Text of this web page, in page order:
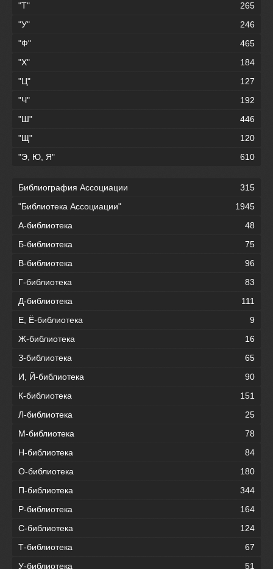
"Т"
265
"У"
246
"Ф"
465
"Х"
184
"Ц"
127
"Ч"
192
"Ш"
446
"Щ"
120
"Э, Ю, Я"
610
Библиография Ассоциации
315
"Библиотека Ассоциации"
1945
А-библиотека
48
Б-библиотека
75
В-библиотека
96
Г-библиотека
83
Д-библиотека
111
Е, Ё-библиотека
9
Ж-библиотека
16
З-библиотека
65
И, Й-библиотека
90
К-библиотека
151
Л-библиотека
25
М-библиотека
78
Н-библиотека
84
О-библиотека
180
П-библиотека
344
Р-библиотека
164
С-библиотека
124
Т-библиотека
67
У-библиотека
51